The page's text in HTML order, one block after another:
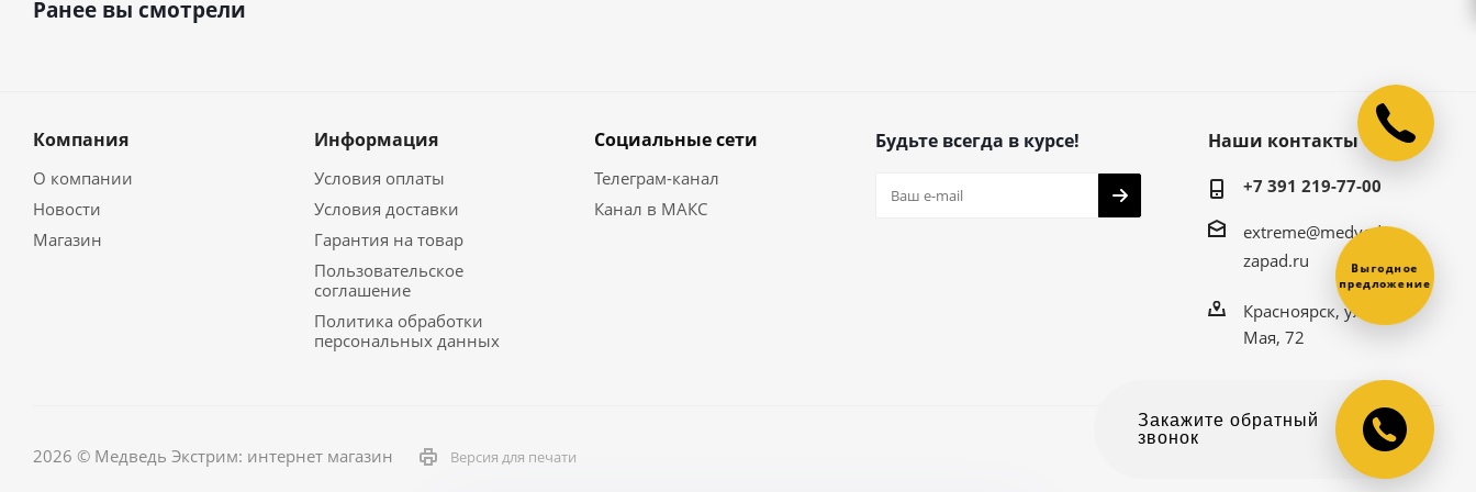
Ранее вы смотрели
Компания
О компании
Новости
Магазин
Информация
Условия оплаты
Условия доставки
Гарантия на товар
Пользовательское
соглашение
Политика обработки
персональных данных
Социальные сети
Телеграм-канал
Канал в МАКС
Будьте всегда в курсе! Наши контакты
+7 391 219-77-00
extreme@medved-
zapad.ru
Красноярск, ул. 9
Мая, 72
2026 © Медведь Экстрим: интернет магазин Версия для печати
Закажите обратный
звонок
Выгодное
предложение